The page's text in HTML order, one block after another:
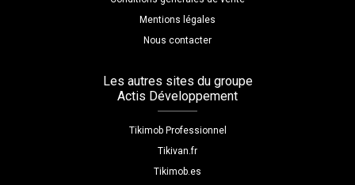
Mentions légales
Nous contacter
Les autres sites du groupe
Actis Développement
Tikimob Professionnel
Tikivan.fr
Tikimob.es